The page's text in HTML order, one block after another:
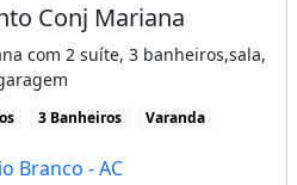
Conj Mariana
com 2 suíte, 3 banheiros,sala,
3 Banheiros Varanda
Branco - AC